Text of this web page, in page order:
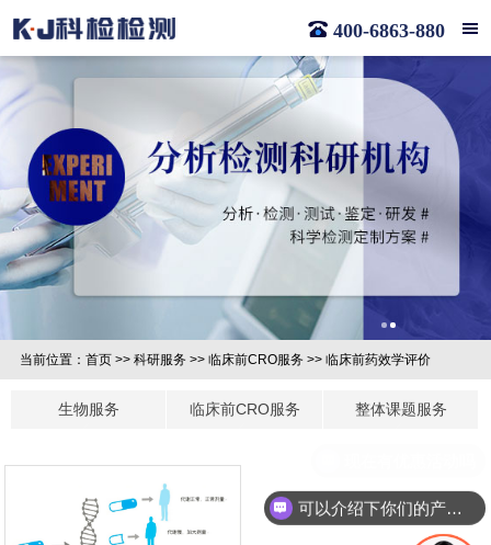
400-6863-880
当前位置： 首页>> 科研服务>> 临床前CRO服务>> 临床前药效学评价
生物服务 临床前CRO服务 整体课题服务
可以介绍下你们的产品么